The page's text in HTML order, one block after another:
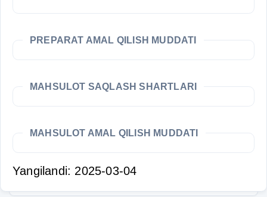
PREPARAT AMAL QILISH MUDDATI
MAHSULOT SAQLASH SHARTLARI
MAHSULOT AMAL QILISH MUDDATI
Yangilandi: 2025-03-04